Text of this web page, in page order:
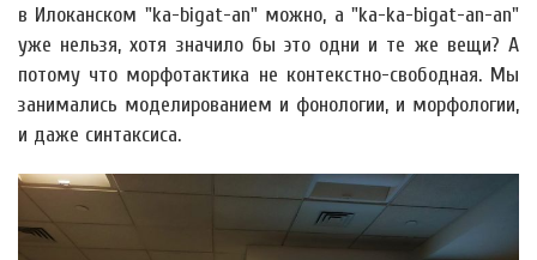
в Илоканском "ka-bigat-an" можно, а "ka-ka-bigat-an-an"
уже нельзя, хотя значило бы это одни и те же вещи? А
потому что морфотактика не контекстно-свободная. Мы
занимались моделированием и фонологии, и морфологии,
и даже синтаксиса.